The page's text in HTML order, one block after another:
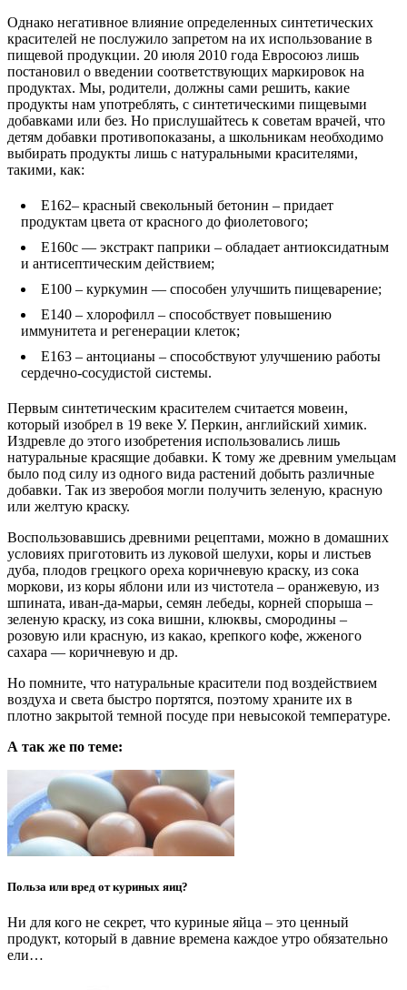
Однако негативное влияние определенных синтетических
красителей не послужило запретом на их использование в
пищевой продукции. 20 июля 2010 года Евросоюз лишь
постановил о введении соответствующих маркировок на
продуктах. Мы, родители, должны сами решить, какие
продукты нам употреблять, с синтетическими пищевыми
добавками или без. Но прислушайтесь к советам врачей, что
детям добавки противопоказаны, а школьникам необходимо
выбирать продукты лишь с натуральными красителями,
такими, как:
Е162– красный свекольный бетонин – придает
продуктам цвета от красного до фиолетового;
Е160с — экстракт паприки – обладает антиоксидатным
и антисептическим действием;
Е100 – куркумин — способен улучшить пищеварение;
Е140 – хлорофилл – способствует повышению
иммунитета и регенерации клеток;
Е163 – антоцианы – способствуют улучшению работы
сердечно-сосудистой системы.
Первым синтетическим красителем считается мовеин,
который изобрел в 19 веке У. Перкин, английский химик.
Издревле до этого изобретения использовались лишь
натуральные красящие добавки. К тому же древним умельцам
было под силу из одного вида растений добыть различные
добавки. Так из зверобоя могли получить зеленую, красную
или желтую краску.
Воспользовавшись древними рецептами, можно в домашних
условиях приготовить из луковой шелухи, коры и листьев
дуба, плодов грецкого ореха коричневую краску, из сока
моркови, из коры яблони или из чистотела – оранжевую, из
шпината, иван-да-марьи, семян лебеды, корней спорыша –
зеленую краску, из сока вишни, клюквы, смородины –
розовую или красную, из какао, крепкого кофе, жженого
сахара — коричневую и др.
Но помните, что натуральные красители под воздействием
воздуха и света быстро портятся, поэтому храните их в
плотно закрытой темной посуде при невысокой температуре.
А так же по теме:
Польза или вред от куриных яиц?
Ни для кого не секрет, что куриные яйца – это ценный
продукт, который в давние времена каждое утро обязательно
ели…